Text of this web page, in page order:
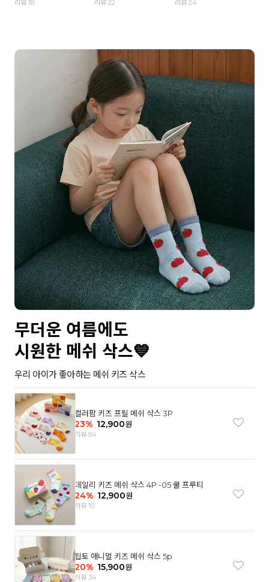
리뷰 18 리뷰 22 리뷰 24
무더운 여름에도
시원한 메쉬 삭스💙
우리 아이가 좋아하는 메쉬 키즈 삭스
컬러팜 키즈 프릴 메쉬 삭스 3P
23% 12,900원
리뷰 84
데일리 키즈 메쉬 삭스 4P -05 쿨 프루티
24% 12,900원
리뷰 10
팁토 애니멀 키즈 메쉬 삭스 5p
20% 15,900원
리뷰 34